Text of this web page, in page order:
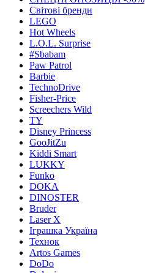
Світові бренди
LEGO
Hot Wheels
L.O.L. Surprise
#Sbabam
Paw Patrol
Barbie
TechnoDrive
Fisher-Price
Screechers Wild
TY
Disney Princess
GooJitZu
Kiddi Smart
LUKKY
Funko
DOKA
DINOSTER
Bruder
Laser X
Іграшка Україна
Технок
Artos Games
DoDo